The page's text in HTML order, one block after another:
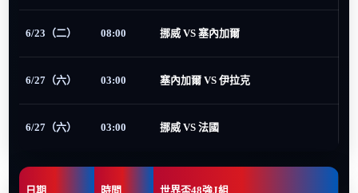
6/23（二） 08:00 挪威 VS 塞內加爾
6/27（六） 03:00 塞內加爾 VS 伊拉克
6/27（六） 03:00 挪威 VS 法國
日期 時間 世界盃48強J組